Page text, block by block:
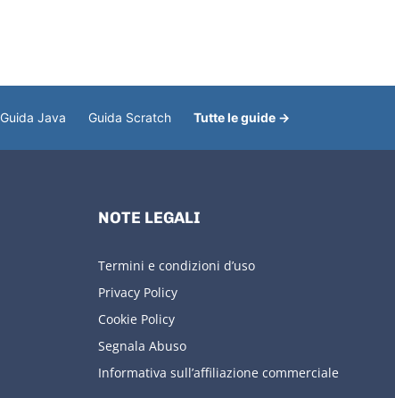
Guida Java Guida Scratch Tutte le guide →
NOTE LEGALI
Termini e condizioni d’uso
Privacy Policy
Cookie Policy
Segnala Abuso
Informativa sull’affiliazione commerciale